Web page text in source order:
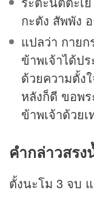
กะตัง สัพพัง
แปลว่า กาย
ข้าพเจ้าได้ป
ด้วยความตั้ง
หลังก็ดี ขอพ
ข้าพเจ้าด้วย
คำกล่าวสร
ตั้งนะโม 3 จบ